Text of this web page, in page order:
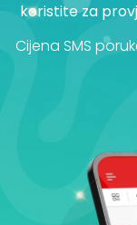
koristite za
Cijena SMS